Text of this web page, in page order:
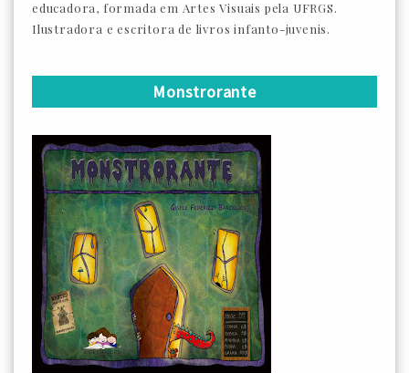
educadora, formada em Artes Visuais pela UFRGS.
Ilustradora e escritora de livros infanto-juvenis.
Monstrorante